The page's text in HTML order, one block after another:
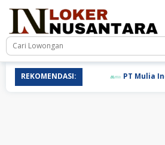
REKOMENDASI: PT Mulia